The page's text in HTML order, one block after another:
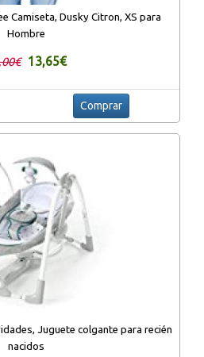
Camiseta, Dusky Citron, XS para
Hombre
13,65€
Comprar
Juguete colgante para recién
nacidos